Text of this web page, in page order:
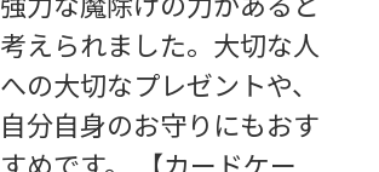
考えられました。大切な人
への大切なプレゼントや、
自分自身のお守りにもおす
すめです。 【カードケー